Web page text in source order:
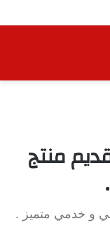
نجاح المشروعات
منتج
و خدمي متميز .